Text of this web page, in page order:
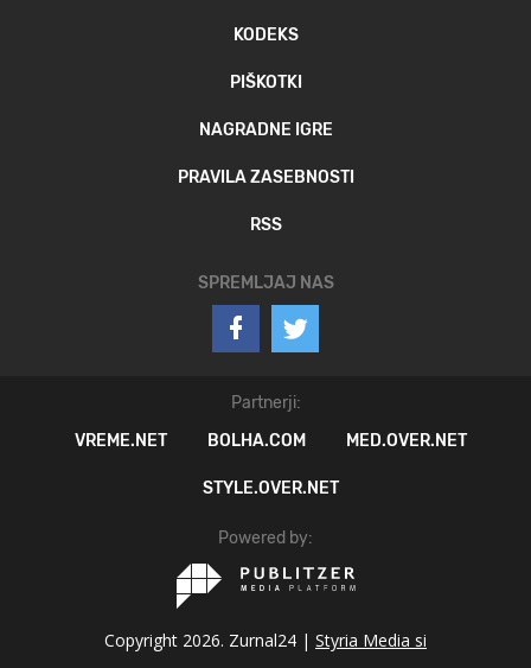
KODEKS
PIŠKOTKI
NAGRADNE IGRE
PRAVILA ZASEBNOSTI
RSS
SPREMLJAJ NAS
Partnerji:
VREME.NET
BOLHA.COM MED.OVER.NET
STYLE.OVER.NET
Powered by:
Copyright 2026. Zurnal24 | Styria Media si